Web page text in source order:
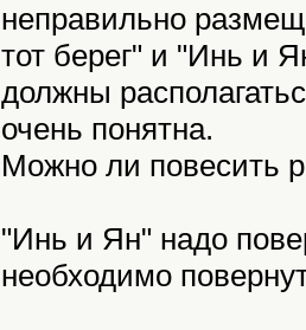
неправильно
тот берег" и "Инь и
должны
очень понятна.
Можно ли повесить
"Инь и Ян" надо
необходимо